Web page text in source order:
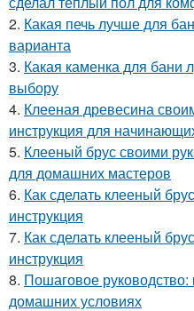
2. Какая печь лучше для
варианта
3. Какая каменка для бани
выбору
4. Клееная древесина
инструкция для
5. Клееный брус своими
для домашних мастеров
6. Как сделать клееный
инструкция
7. Как сделать клееный
инструкция
8. Пошаговое руководство:
домашних условиях